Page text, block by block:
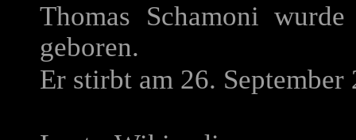
Thomas Schamoni
geboren.
Er stirbt am 26. September